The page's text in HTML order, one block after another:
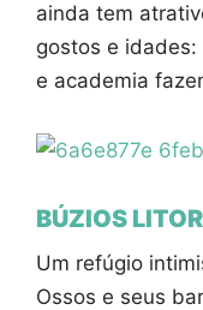
ainda tem
gostos e idades:
e academia
BÚZIOS
Um refúgio
Ossos e seus